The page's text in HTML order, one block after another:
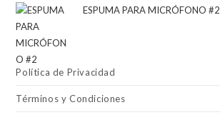
ESPUMA PARA MICRÓFONO #2
Política de Privacidad
Términos y Condiciones